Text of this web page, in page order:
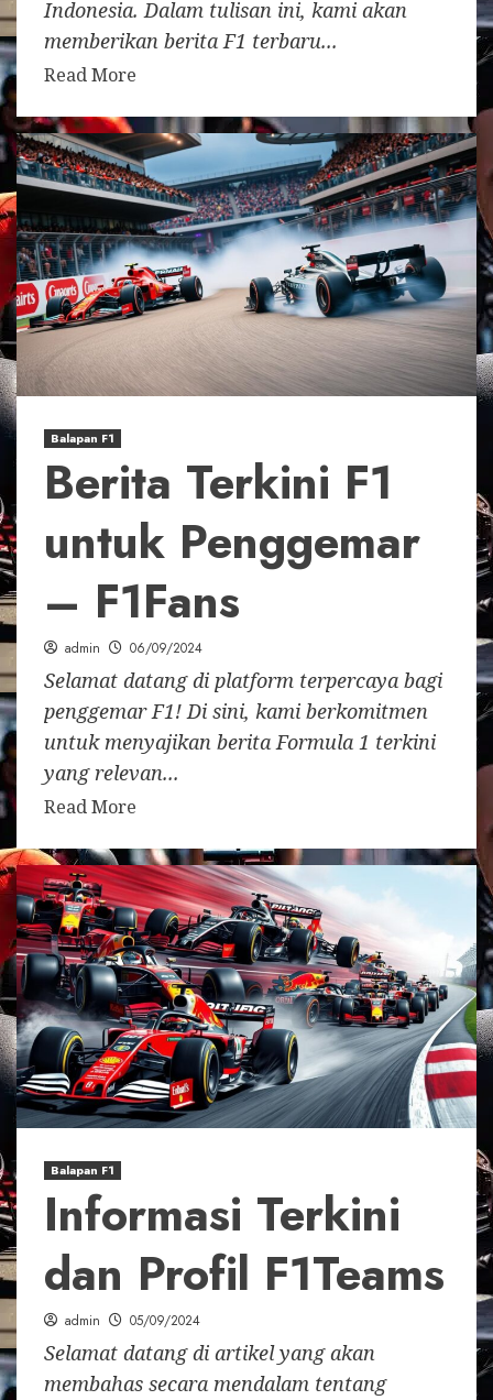
Indonesia. Dalam tulisan ini, kami akan
memberikan berita F1 terbaru...
Read More
Balapan F1
Berita Terkini F1
untuk Penggemar
– F1Fans
admin 06/09/2024
Selamat datang di platform terpercaya bagi
penggemar F1! Di sini, kami berkomitmen
untuk menyajikan berita Formula 1 terkini
yang relevan...
Read More
Balapan F1
Informasi Terkini
dan Profil F1Teams
admin 05/09/2024
Selamat datang di artikel yang akan
membahas secara mendalam tentang